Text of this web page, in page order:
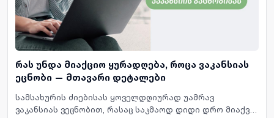
რას უნდა მიაქციო ყურადღება, როცა ვაკანსიას
ეცნობი — მთავარი დეტალები
სამსახურის ძიებისას ყოველდღიურად უამრავ
ვაკანსიას ვეცნობით, რასაც საკმაოდ დიდი დრო მიაქვს.